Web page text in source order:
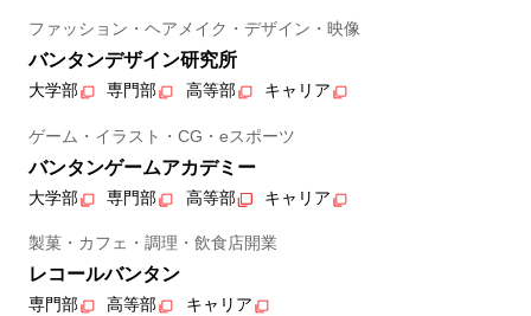
ファッション・ヘアメイク・デザイン・映像
バンタンデザイン研究所
大学部 専門部 高等部 キャリア
ゲーム・イラスト・CG・eスポーツ
バンタンゲームアカデミー
大学部 専門部 高等部 キャリア
製菓・カフェ・調理・飲食店開業
レコールバンタン
専門部 高等部 キャリア